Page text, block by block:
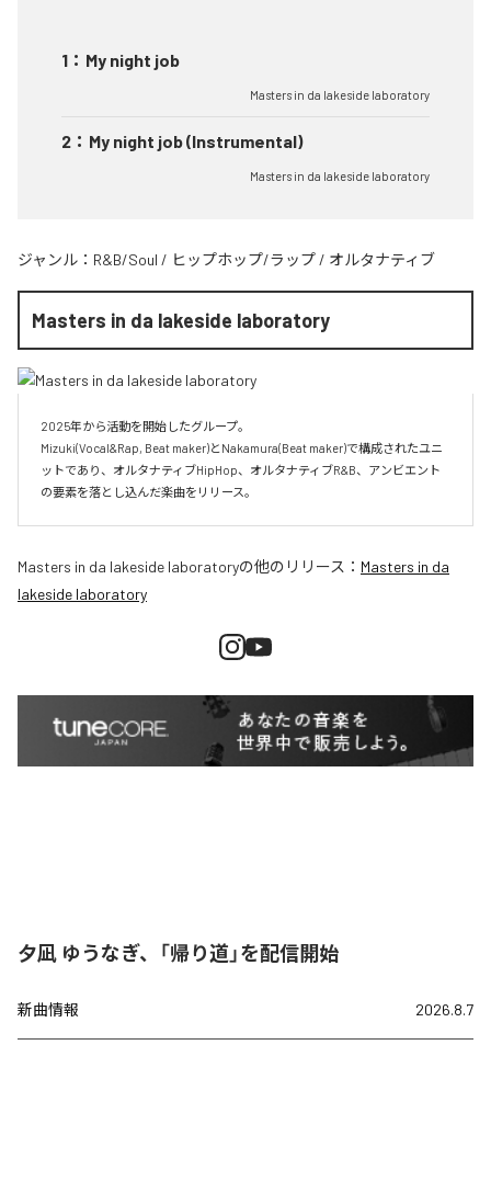
1 ： My night job
Masters in da lakeside laboratory
2 ： My night job (Instrumental)
Masters in da lakeside laboratory
ジャンル： R&B/Soul / ヒップホップ/ラップ / オルタナティブ
Masters in da lakeside laboratory
2025年から活動を開始したグループ。
Mizuki(Vocal&Rap, Beat maker)とNakamura(Beat maker)で構成されたユニ
ットであり、オルタナティブHipHop、オルタナティブR&B、アンビエント
Masters in da lakeside laboratoryの他のリリース： Masters in da
lakeside laboratory
夕凪 ゆうなぎ、「帰り道」を配信開始
新曲情報 2026.8.7